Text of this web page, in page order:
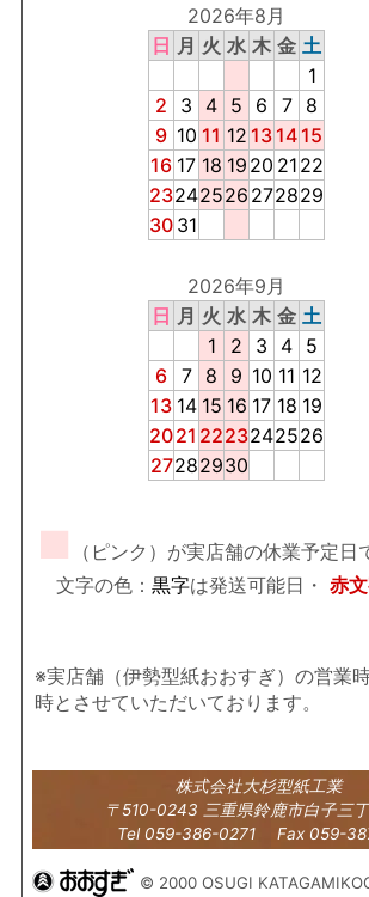
2026年8月
日 月 火 水 木 金 土
1
2
3 4 5 6 7
8
9 10 11 12 13 14 15
16 17 18 19 20 21 22
23242526 272829
30 31
2026年9月
日 月 火 水 木 金 土
1
2 3 4 5
6 7 8 9 10 11 12
13 14 15 16 17 18 19
2021 2223242526
27282930
■
（ピンク）が実店舗の休業予定日
文字の色： 黒字は発送可能日・ 赤
※実店舗（伊勢型紙おおすぎ）の営業
時とさせていただいております。
株式会社大杉型紙工業
〒510-0243 三重県鈴鹿市白子三
Tel 059-386-0271 Fax 059-
© 2000 OSUGI